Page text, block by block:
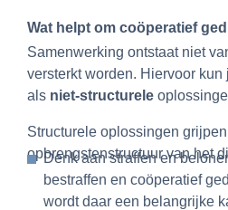
Wat helpt om coöperatief
Samenwerking ontstaat niet
versterkt worden. Hiervoor kun
als niet-structurele
Structurele oplossingen
opbrengstenstructuur van het
Denk aan straffen en
bestraffen en coöperatief
wordt daar een belangrijke